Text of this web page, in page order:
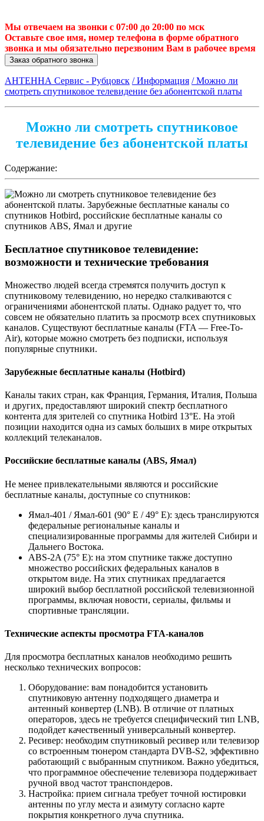
Мы отвечаем на звонки с 07:00 до 20:00 по мск
Оставьте свое имя, номер телефона в форме обратного
звонка и мы обязательно перезвоним Вам в рабочее время
Заказ обратного звонка
АНТЕННА Сервис - Рубцовск / Информация / Можно ли
смотреть спутниковое телевидение без абонентской платы
Можно ли смотреть спутниковое
телевидение без абонентской платы
Содержание:
Бесплатное спутниковое телевидение:
возможности и технические требования
Множество людей всегда стремятся получить доступ к
спутниковому телевидению, но нередко сталкиваются с
ограничениями абонентской платы. Однако радует то, что
совсем не обязательно платить за просмотр всех спутниковых
каналов. Существуют бесплатные каналы (FTA — Free-To-
Air), которые можно смотреть без подписки, используя
популярные спутники.
Зарубежные бесплатные каналы (Hotbird)
Каналы таких стран, как Франция, Германия, Италия, Польша
и других, предоставляют широкий спектр бесплатного
контента для зрителей со спутника Hotbird 13°E. На этой
позиции находится одна из самых больших в мире открытых
коллекций телеканалов.
Российские бесплатные каналы (ABS, Ямал)
Не менее привлекательными являются и российские
бесплатные каналы, доступные со спутников:
Ямал-401 / Ямал-601 (90° E / 49° E): здесь транслируются
федеральные региональные каналы и
специализированные программы для жителей Сибири и
Дальнего Востока.
ABS-2A (75° E): на этом спутнике также доступно
множество российских федеральных каналов в
открытом виде. На этих спутниках предлагается
широкий выбор бесплатной российской телевизионной
программы, включая новости, сериалы, фильмы и
спортивные трансляции.
Технические аспекты просмотра FTA-каналов
Для просмотра бесплатных каналов необходимо решить
несколько технических вопросов:
Оборудование: вам понадобится установить
спутниковую антенну подходящего диаметра и
антенный конвертер (LNB). В отличие от платных
операторов, здесь не требуется специфический тип LNB,
подойдет качественный универсальный конвертер.
Ресивер: необходим спутниковый ресивер или телевизор
со встроенным тюнером стандарта DVB-S2, эффективно
работающий с выбранным спутником. Важно убедиться,
что программное обеспечение телевизора поддерживает
ручной ввод частот транспондеров.
Настройка: прием сигнала требует точной юстировки
антенны по углу места и азимуту согласно карте
покрытия конкретного луча спутника.